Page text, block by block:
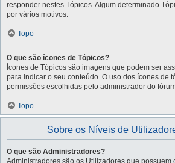
responder nestes Tópicos. Algum determinado
por vários motivos.
Topo
O que são ícones de Tópicos?
Ícones de Tópicos são imagens que podem ser
para indicar o seu conteúdo. O uso dos ícones de
permissões escolhidas pelo administrador do
Topo
Sobre os Níveis de
O que são Administradores?
Administradores são os Utilizadores que possuem